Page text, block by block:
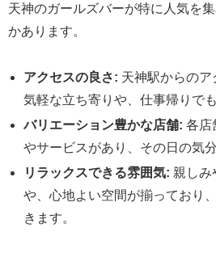
天神のガールズバーが特に人気を
かあります。
アクセスの良さ: 天神駅からの
気軽な立ち寄りや、仕事帰りで
バリエーション豊かな店舗: 各店
やサービスがあり、その日の気
リラックスできる雰囲気: 親しみ
や、心地よい空間が揃っており
きます。